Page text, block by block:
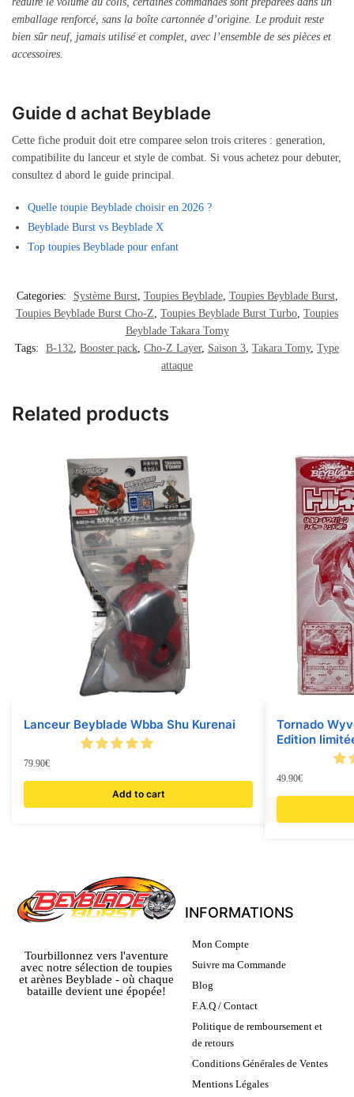
emballage renforcé, sans la boîte cartonnée d’origine. Le produit reste
bien sûr neuf, jamais utilisé et complet, avec l’ensemble de ses pièces et
accessoires.
Guide d achat Beyblade
Cette fiche produit doit etre comparee selon trois criteres : generation,
compatibilite du lanceur et style de combat. Si vous achetez pour debuter,
consultez d abord le guide principal.
Quelle toupie Beyblade choisir en 2026 ?
Beyblade Burst vs Beyblade X
Top toupies Beyblade pour enfant
Categories: Système Burst, Toupies Beyblade, Toupies Beyblade Burst,
Toupies Beyblade Burst Cho-Z Toupies Beyblade Burst Turbo Toupies
Beyblade Takara Tomy
Tags:
B-132 Booster pack Cho-Z Layer, Saison 3 Takara Tomy, Type
attaque
Related products
Lanceur Beyblade Wbba Shu Kurenai
79.90€
Add to cart
Tornado
Edition
49.90€
Tourbillonnez vers l'aventure
avec notre sélection de toupies
et arènes Beyblade - où chaque
bataille devient une épopée!
INFORMATIONS
Mon Compte
Suivre ma Commande
Blog
F.A.Q / Contact
Politique de remboursement et
de retours
Conditions Générales de Ventes
Mentions Légales